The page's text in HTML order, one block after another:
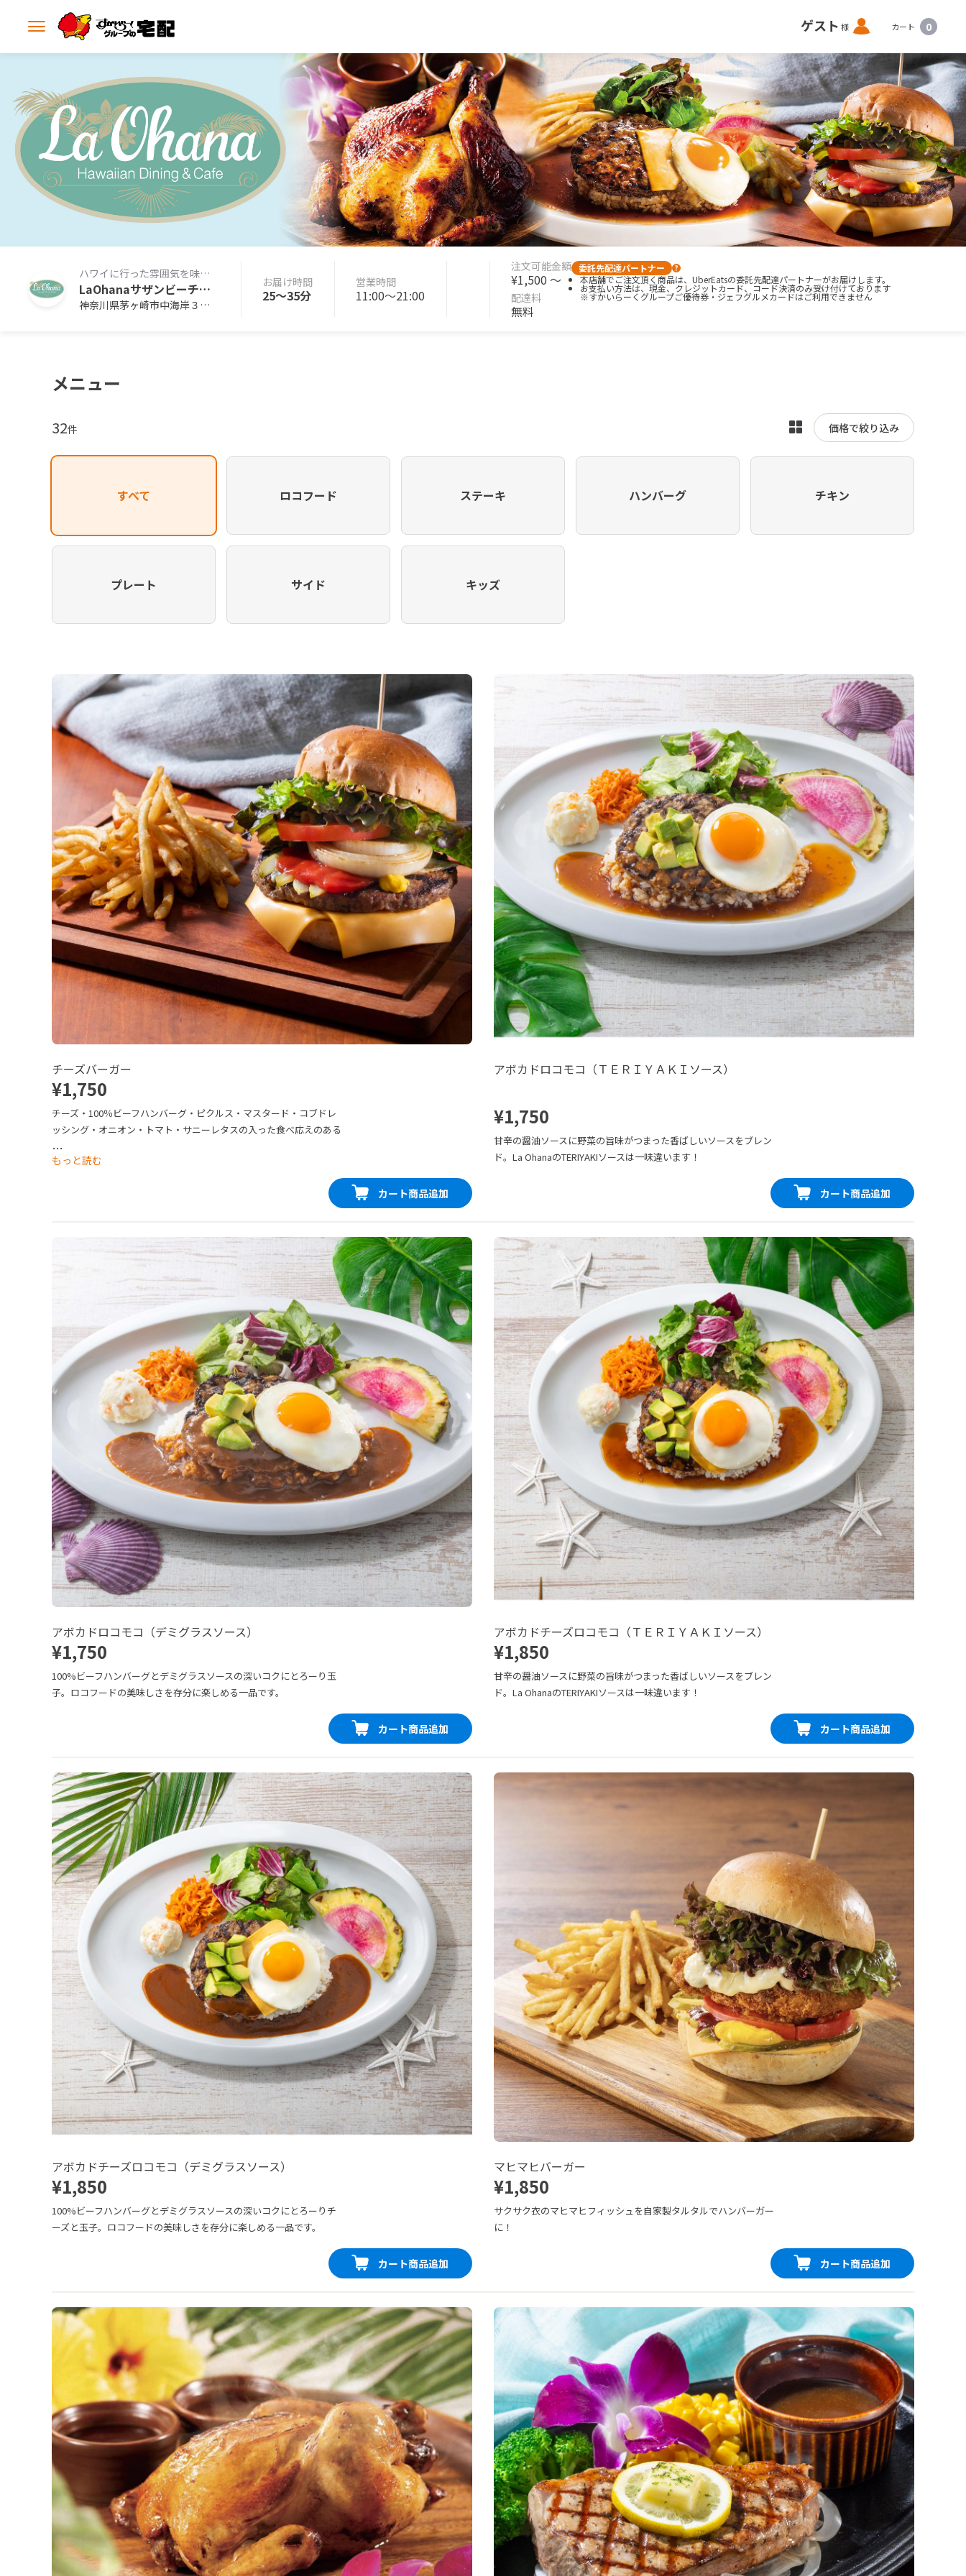
メ
ュ
開
く
ゲスト 様 ロ
グ
イ
ン
カート 0
ハワイに行った雰囲気を味わえるレストラン
LaOhanaサザンビーチちがさき
神奈川県茅ヶ崎市中海岸３丁目１１－５
お届け時間
25〜35分
営業時間
11:00〜21:00
注文可能金額
¥1,500 〜
配達料
無料
委託先配達パートナー ?
本店舗でご注文頂く商品は、UberEatsの委託先配達パートナーがお届けします。
お支払い方法は、現金、クレジットカード、コード決済のみ受け付けております
※すかいらーくグループご優待券・ジェフグルメカードはご利用できません
メニュー
32件
表
え
価格で絞り込み
すべて ロコフード ステーキ ハンバーグ チキン
プレート サイド キッズ
チーズバーガー
¥1,750
チーズ・100％ビーフハンバーグ・ピクルス・マスタード・コブドレ
ッシング・オニオン・トマト・サニーレタスの入った食べ応えのある
一品です。
…
もっと読む
カート商品追加
アボカドロコモコ（ＴＥＲＩＹＡＫＩソース）
¥1,750
甘辛の醤油ソースに野菜の旨味がつまった香ばしいソースをブレン
ド。La OhanaのTERIYAKIソースは一味違います！
カート商品追加
アボカドロコモコ（デミグラスソース）
¥1,750
100%ビーフハンバーグとデミグラスソースの深いコクにとろーり玉
子。ロコフードの美味しさを存分に楽しめる一品です。
カート商品追加
アボカドチーズロコモコ（ＴＥＲＩＹＡＫＩソース）
¥1,850
甘辛の醤油ソースに野菜の旨味がつまった香ばしいソースをブレン
ド。La OhanaのTERIYAKIソースは一味違います！
カート商品追加
アボカドチーズロコモコ（デミグラスソース）
¥1,850
100%ビーフハンバーグとデミグラスソースの深いコクにとろーりチ
ーズと玉子。ロコフードの美味しさを存分に楽しめる一品です。
カート商品追加
マヒマヒバーガー
¥1,850
サクサク衣のマヒマヒフィッシュを自家製タルタルでハンバーガー
に！
カート商品追加